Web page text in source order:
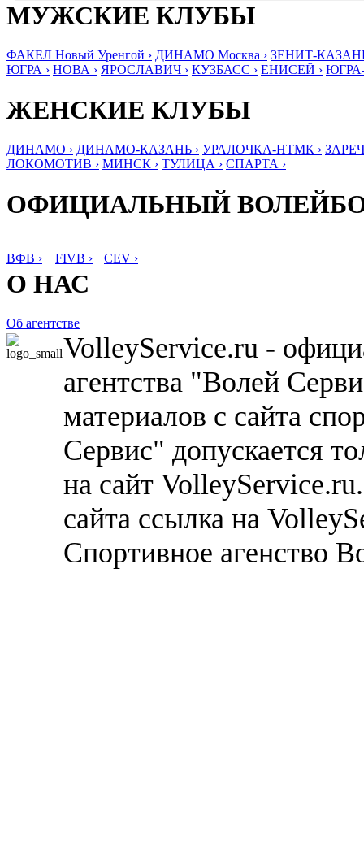
МУЖСКИЕ КЛУБЫ
ФАКЕЛ Новый Уренгой › ДИНАМО Москва › ЗЕНИТ-
ЮГРА › НОВА › ЯРОСЛАВИЧ › КУЗБАСС › ЕНИСЕЙ ›
ЖЕНСКИЕ КЛУБЫ
ДИНАМО › ДИНАМО-КАЗАНЬ › УРАЛОЧКА-НТМК ›
ЛОКОМОТИВ › МИНСК › ТУЛИЦА › СПАРТА ›
ОФИЦИАЛЬНЫЙ
ВФВ › FIVB › CEV ›
О НАС
Об агентстве
VolleyService.ru -
агентства "Волей
материалов с сайта
Сервис" допускается
на сайт
сайта ссылка на
Спортивное агенство